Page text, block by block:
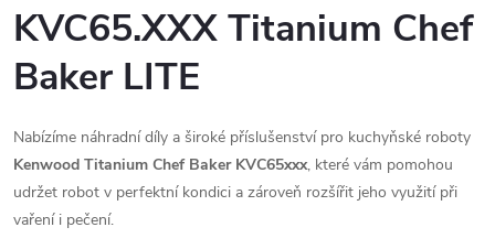
KVC65.XXX Titanium Chef
Baker LITE
Nabízíme náhradní díly a široké příslušenství pro kuchyňské roboty
Kenwood Titanium Chef Baker KVC65xxx, které vám pomohou
udržet robot v perfektní kondici a zároveň rozšířit jeho využití při
vaření i pečení.